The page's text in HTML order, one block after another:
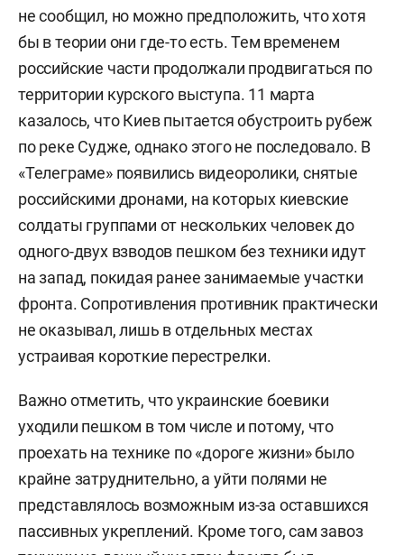
не сообщил, но можно предположить, что хотя
бы в теории они где-то есть. Тем временем
российские части продолжали продвигаться по
территории курского выступа. 11 марта
казалось, что Киев пытается обустроить рубеж
по реке Судже, однако этого не последовало. В
«Телеграме» появились видеоролики, снятые
российскими дронами, на которых киевские
солдаты группами от нескольких человек до
одного-двух взводов пешком без техники идут
на запад, покидая ранее занимаемые участки
фронта. Сопротивления противник практически
не оказывал, лишь в отдельных местах
устраивая короткие перестрелки.
Важно отметить, что украинские боевики
уходили пешком в том числе и потому, что
проехать на технике по «дороге жизни» было
крайне затруднительно, а уйти полями не
представлялось возможным из-за оставшихся
пассивных укреплений. Кроме того, сам завоз